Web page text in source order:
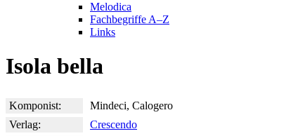
Melodica
Fachbegriffe A–Z
Links
Isola bella
Komponist:
Mindeci, Calogero
Verlag:
Crescendo